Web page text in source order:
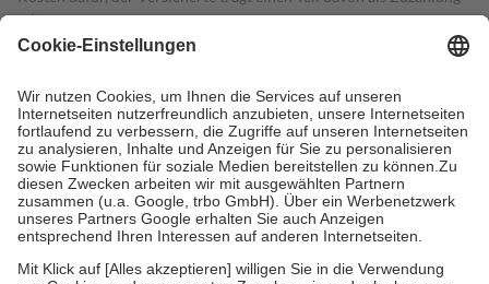
mit.
Grundsätzlich leisten Mitglieder Zuzahlungen in Höhe von zehn
höchstens zehn Euro.
Es sind jedoch nie mehr als die tatsächlichen
Kosten der Leistung zu entrichten.
Diese Regeln gelten grundsätzlich auch für Online-Apotheken.
Bei Heilmitteln und häuslicher Krankenpflege beträgt die
Zuzahlung zehn Prozent der Kosten sowie zehn Euro je
Verordnung.
Um das Engagement der Versicherten für ihre eigene Gesundheit zu
stärken und die besondere Stellung der Familie zu unterstützen,
fallenkeine Zuzahlungenan bei: